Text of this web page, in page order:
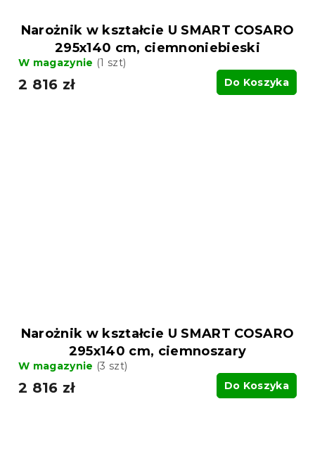
Narożnik w kształcie U SMART COSARO
295x140 cm, ciemnoniebieski
W magazynie (1 szt)
2 816 zł Do Koszyka
Narożnik w kształcie U SMART COSARO
295x140 cm, ciemnoszary
W magazynie (3 szt)
2 816 zł Do Koszyka